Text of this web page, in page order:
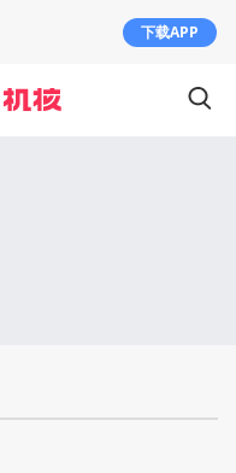
下载APP